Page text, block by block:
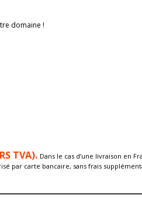
domaine !
TVA). Dans le cas d’une livraison en
par carte bancaire, sans frais